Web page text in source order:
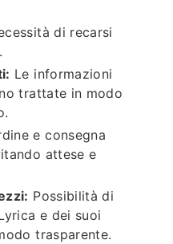
di recarsi
Le informazioni
trattate in modo
e consegna
attese e
Possibilità di
e dei suoi
trasparente.